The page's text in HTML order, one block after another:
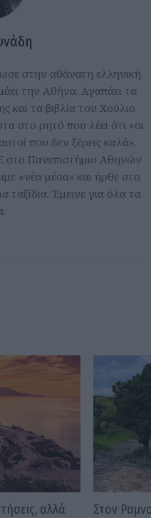
στην αθάνατη ελληνική
την Αθήνα. Αγαπάει τα
και τα βιβλία του Χούλιο
στο ρητό που λέει ότι «οι
που δεν ξέρεις καλά».
στο Πανεπιστήμιο Αθηνών
«νέα μέσα» και ήρθε στο
ταξίδια. Έμεινε για όλα τα
αλλά Στον